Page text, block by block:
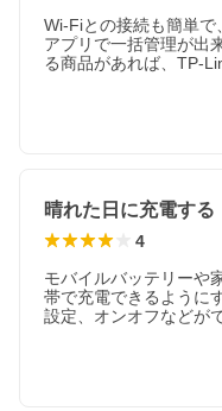
Wi-Fiとの接続も簡単で
アプリで一括管理が出
る商品があれば、TP-
晴れた日に充電する
4
モバイルバッテリーや
帯で充電できるように
設定、オンオフなどが